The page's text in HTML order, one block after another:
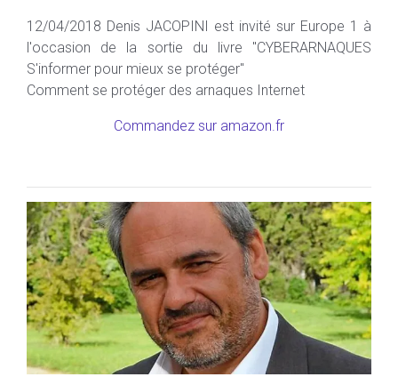
12/04/2018 Denis JACOPINI est invité sur Europe 1 à
l'occasion de la sortie du livre "CYBERARNAQUES
S'informer pour mieux se protéger"
Comment se protéger des arnaques Internet
Commandez sur amazon.fr